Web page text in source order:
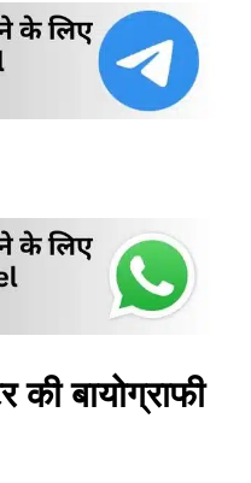
बायोग्राफी